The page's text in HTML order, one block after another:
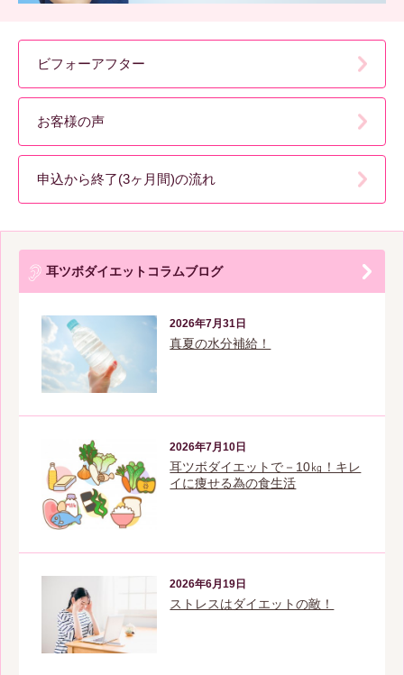
ビフォーアフター
お客様の声
申込から終了(3ヶ月間)の流れ
耳ツボダイエットコラムブログ
2026年7月31日
真夏の水分補給！
2026年7月10日
耳ツボダイエットで－10㎏！キレ
イに痩せる為の食生活
2026年6月19日
ストレスはダイエットの敵！